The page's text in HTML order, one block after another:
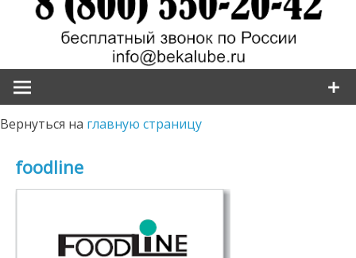
Вернуться на главную страницу
foodline